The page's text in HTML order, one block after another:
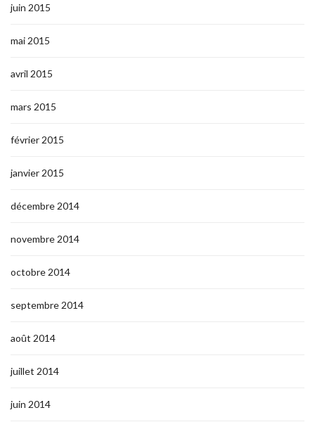
juin 2015
mai 2015
avril 2015
mars 2015
février 2015
janvier 2015
décembre 2014
novembre 2014
octobre 2014
septembre 2014
août 2014
juillet 2014
juin 2014